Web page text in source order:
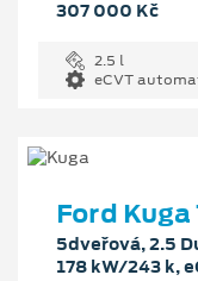
307 000 Kč
2.5 l
eCVT
Ford
5dveřová, 2.5
178 kW/243 k,